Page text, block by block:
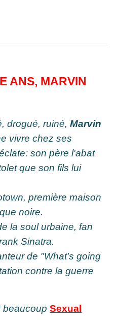
ANS, MARVIN
drogué, ruiné,Marvin
vivre chez ses
son père l'abat
que son fils lui
première maison
noire.
la soul urbaine, fan
Sinatra.
de "What's going
contre la guerre
beaucoup Sexual